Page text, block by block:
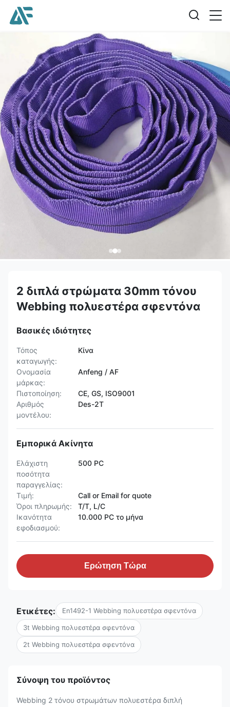
2 διπλά στρώματα 30mm τόνου
Webbing πολυεστέρα σφεντόνα
Βασικές ιδιότητες
Τόπος
καταγωγής:
Κίνα
Ονομασία
μάρκας:
Anfeng / AF
Πιστοποίηση:
CE, GS, ISO9001
Αριθμός
μοντέλου:
Des-2T
Εμπορικά Ακίνητα
Ελάχιστη
ποσότητα
παραγγελίας:
500 PC
Τιμή:
Call or Email for quote
Όροι πληρωμής:
T/T, L/C
Ικανότητα
εφοδιασμού:
10.000 PC το μήνα
Ερώτηση Τώρα
Ετικέτες: En1492-1 Webbing πολυεστέρα σφεντόνα
3t Webbing πολυεστέρα σφεντόνα
2t Webbing πολυεστέρα σφεντόνα
Σύνοψη του προϊόντος
Webbing 2 τόνου στρωμάτων πολυεστέρα διπλή